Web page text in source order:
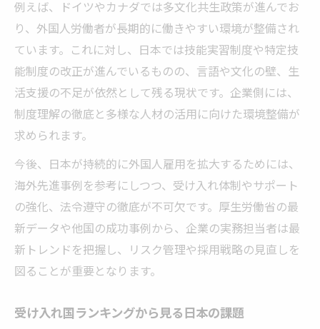
例えば、ドイツやカナダでは多文化共生政策が進んでお
り、外国人労働者が長期的に働きやすい環境が整備され
ています。これに対し、日本では技能実習制度や特定技
能制度の改正が進んでいるものの、言語や文化の壁、生
活支援の不足が依然として残る現状です。企業側には、
制度理解の徹底と多様な人材の活用に向けた環境整備が
求められます。
今後、日本が持続的に外国人雇用を拡大するためには、
海外先進事例を参考にしつつ、受け入れ体制やサポート
の強化、法令遵守の徹底が不可欠です。厚生労働省の最
新データや他国の成功事例から、企業の実務担当者は最
新トレンドを把握し、リスク管理や採用戦略の見直しを
図ることが重要となります。
受け入れ国ランキングから見る日本の課題